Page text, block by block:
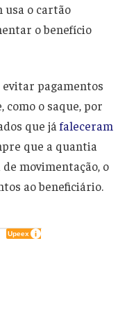
usa o cartão
o benefício
pagamentos
o saque, por
que já faleceram
que a quantia
movimentação, o
ao beneficiário.